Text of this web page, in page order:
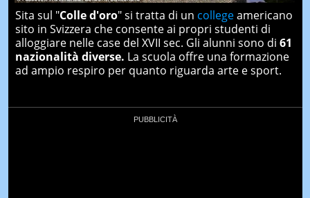
Sita sul "Colle d'oro" si tratta di un collegeamericano
sito in Svizzera che consente ai propri studenti di
alloggiare nelle case del XVII sec. Gli alunni sono di 61
nazionalità diverse. La scuola offre una formazione
ad ampio respiro per quanto riguarda arte e sport.